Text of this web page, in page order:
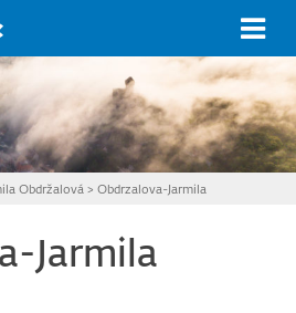
Obdržalová > Obdrzalova-Jarmila
Jarmila